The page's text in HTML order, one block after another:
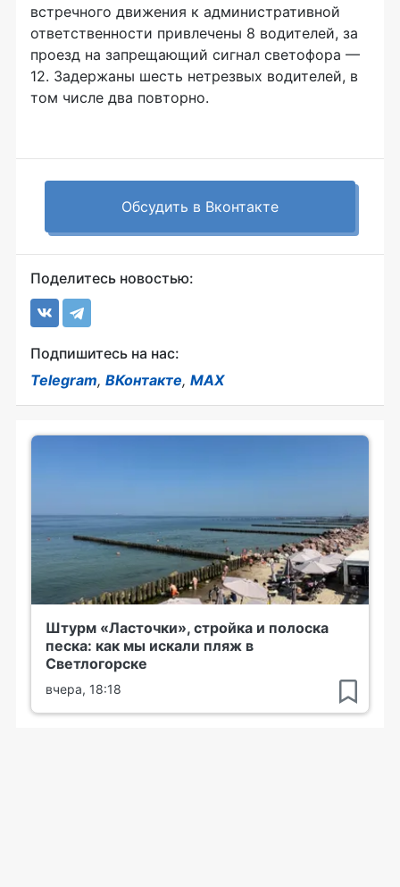
встречного движения к административной
ответственности привлечены 8 водителей, за
проезд на запрещающий сигнал светофора —
12. Задержаны шесть нетрезвых водителей, в
том числе два повторно.
Обсудить в Вконтакте
Поделитесь новостью:
Подпишитесь на нас:
Telegram, ВКонтакте, MAX
Штурм «Ласточки», стройка и полоска
песка: как мы искали пляж в
Светлогорске
вчера, 18:18